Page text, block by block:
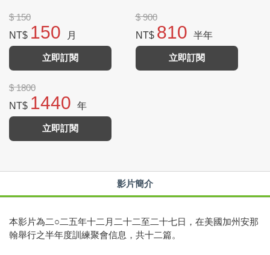
$ 150
NT$ 150 月
立即訂閱
$ 900
NT$ 810 半年
立即訂閱
$ 1800
NT$ 1440 年
立即訂閱
影片簡介
本影片為二○二五年十二月二十二至二十七日，在美國加州安那
翰舉行之半年度訓練聚會信息，共十二篇。